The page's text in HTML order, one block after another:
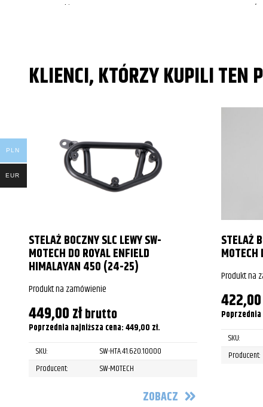
Kawasaki
VN1500D/
KLIENCI, KTÓRZY KUPILI TEN
STELAŻ BOCZNY SLC LEWY SW-
MOTECH DO ROYAL ENFIELD
HIMALAYAN 450 (24-25)
Produkt na zamówienie
449,00złbrutto
Poprzednia najniższa cena:449,00 zł.
SKU:
SW-HTA.41.620.10000
Producent:
SW-MOTECH
ZOBACZ
STELAŻ
Produkt na
422,00
SKU:
Producent:
PLN
EUR